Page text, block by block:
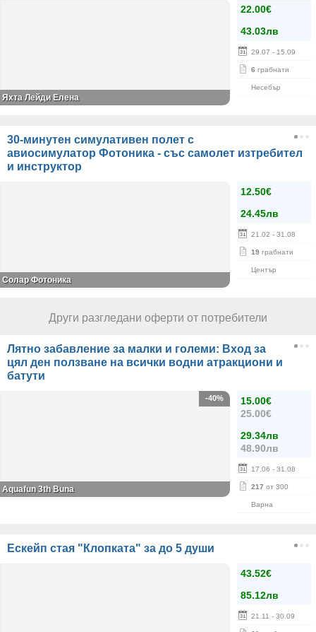
22.00€
43.03лв
29.07 - 15.09
6 грабнати
Несебър
Яхта Лейди Елена
30-минутен симулативен полет с
авиосимулатор Фотоника - със самолет изтребител
и инструктор
12.50€
24.45лв
21.02 - 31.08
19 грабнати
Център
Солар Фотоника
Други разгледани оферти от потребители
Лятно забавление за малки и големи: Вход за
цял ден ползване на всички водни атракциони и
батути
15.00€
25.00€
29.34лв
48.90лв
17.06 - 31.08
217 от 300
Варна
-40%
Aquafun 3th Buna
Ескейп стая "Клопката" за до 5 души
43.52€
85.12лв
21.11 - 30.09